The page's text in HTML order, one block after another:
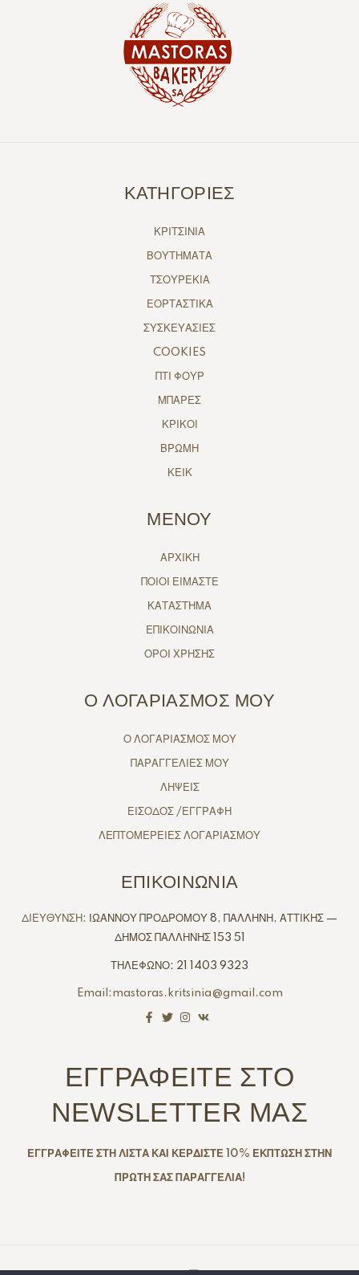
ΚΑΤΗΓΟΡΙΕΣ
ΚΡΙΤΣΙΝΙΑ
ΒΟΥΤΗΜΑΤΑ
ΤΣΟΥΡΕΚΙΑ
ΕΟΡΤΑΣΤΙΚΑ
ΣΥΣΚΕΥΑΣΙΕΣ
COOKIES
ΠΤΙ ΦΟΥΡ
ΜΠΑΡΕΣ
ΚΡΙΚΟΙ
ΒΡΩΜΗ
ΚΕΙΚ
ΜΕΝΟΥ
ΑΡΧΙΚΗ
ΠΟΙΟΙ ΕΙΜΑΣΤΕ
ΚΑΤΑΣΤΗΜΑ
ΕΠΙΚΟΙΝΩΝΙΑ
ΟΡΟΙ ΧΡΗΣΗΣ
Ο ΛΟΓΑΡΙΑΣΜΟΣ ΜΟΥ
Ο ΛΟΓΑΡΙΑΣΜΟΣ ΜΟΥ
ΠΑΡΑΓΓΕΛΙΕΣ ΜΟΥ
ΛΗΨΕΙΣ
ΕΙΣΟΔΟΣ /ΕΓΓΡΑΦΗ
ΛΕΠΤΟΜΕΡΕΙΕΣ ΛΟΓΑΡΙΑΣΜΟΥ
ΕΠΙΚΟΙΝΩΝΙΑ
ΔΙΕΥΘΥΝΣΗ:
ΙΩΑΝΝΟΥ ΠΡΟΔΡΟΜΟΥ 8, ΠΑΛΛΗΝΗ, ΑΤΤΙΚΗΣ —
ΔΗΜΟΣ ΠΑΛΛΗΝΗΣ 153 51
ΤΗΛΕΦΩΝΟ: 21 1403 9323
Email:mastoras.kritsinia@gmail.com
ΕΓΓΡΑΦΕΙΤΕ ΣΤΟ
NEWSLETTER ΜΑΣ
ΕΓΓΡΑΦΕΙΤΕ ΣΤΗ ΛΙΣΤΑ ΚΑΙ ΚΕΡΔΙΣΤΕ 10% ΕΚΠΤΩΣΗ ΣΤΗΝ
ΠΡΩΤΗ ΣΑΣ ΠΑΡΑΓΓΕΛΙΑ!